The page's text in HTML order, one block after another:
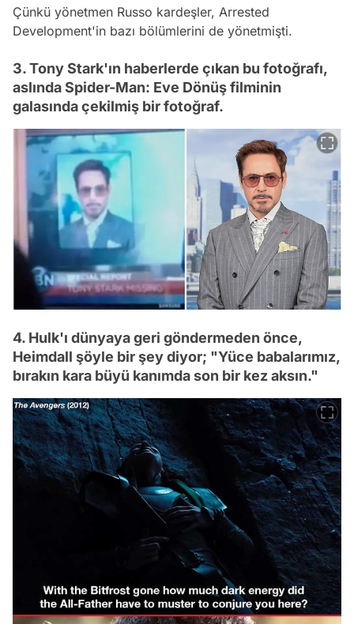
Çünkü yönetmen Russo kardeşler, Arrested
Development'in bazı bölümlerini de yönetmişti.
3. Tony Stark'ın haberlerde çıkan bu fotoğrafı,
aslında Spider-Man: Eve Dönüş filminin
galasında çekilmiş bir fotoğraf.
4. Hulk'ı dünyaya geri göndermeden önce,
Heimdall şöyle bir şey diyor; "Yüce babalarımız,
bırakın kara büyü kanımda son bir kez aksın."